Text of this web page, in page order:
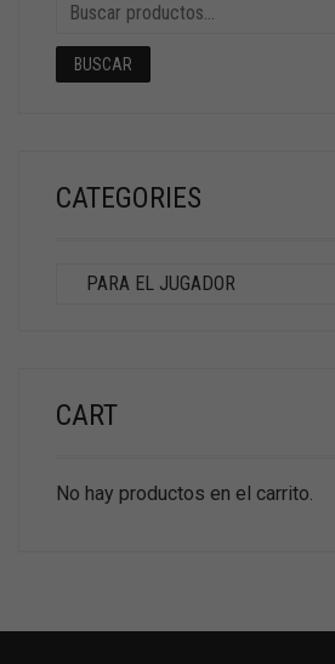
BUSCAR
CATEGORIES
PARA EL JUGADOR
CART
No hay productos en el carrito.